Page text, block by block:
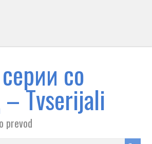
со
Тvserijali
prevod